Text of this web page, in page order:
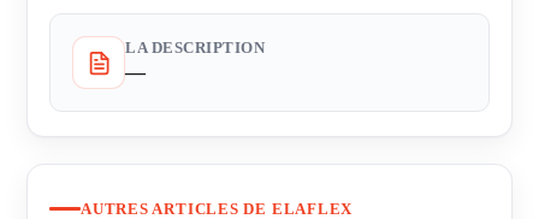
LA DESCRIPTION
—
AUTRES ARTICLES DE ELAFLEX